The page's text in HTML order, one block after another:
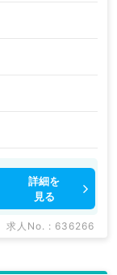
詳細を
見る
求人No. : 636266